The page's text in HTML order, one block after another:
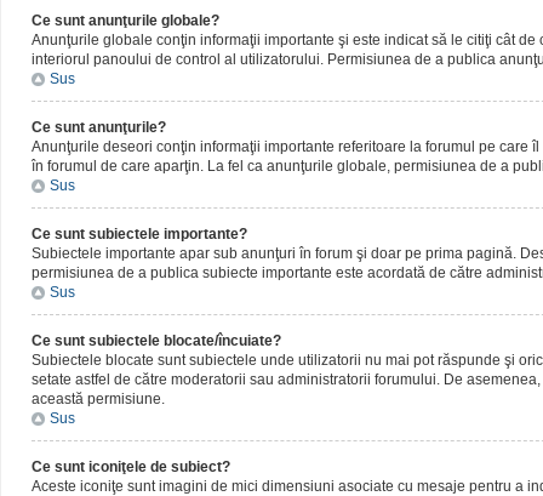
Ce sunt anunţurile globale?
Anunţurile globale conţin informaţii importante şi este indicat să le citiţi cât
interiorul panoului de control al utilizatorului. Permisiunea de a publica
Sus
Ce sunt anunţurile?
Anunţurile deseori conţin informaţii importante referitoare la forumul pe care
în forumul de care aparţin. La fel ca anunţurile globale, permisiunea de a
Sus
Ce sunt subiectele importante?
Subiectele importante apar sub anunţuri în forum şi doar pe prima pagină.
permisiunea de a publica subiecte importante este acordată de către
Sus
Ce sunt subiectele blocate/încuiate?
Subiectele blocate sunt subiectele unde utilizatorii nu mai pot răspunde şi
setate astfel de către moderatorii sau administratorii forumului. De
această permisiune.
Sus
Ce sunt iconiţele de subiect?
Aceste iconiţe sunt imagini de mici dimensiuni asociate cu mesaje pentru a